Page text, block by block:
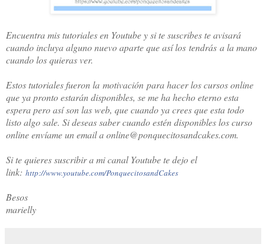
Encuentra mis tutoriales en Youtube y si te suscribes te avisará
cuando incluya alguno nuevo aparte que así los tendrás a la mano
cuando los quieras ver.
Estos tutoriales fueron la motivación para hacer los cursos online
que ya pronto estarán disponibles, se me ha hecho eterno esta
espera pero así son las web, que cuando ya crees que esta todo
listo algo sale. Si deseas saber cuando estén disponibles los curso
online envíame un email a online@ponquecitosandcakes.com.
Si te quieres suscribir a mi canal Youtube te dejo el
link: http://www.youtube.com/PonquecitosandCakes
Besos
marielly